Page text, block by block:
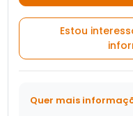
Estou
Quer mais